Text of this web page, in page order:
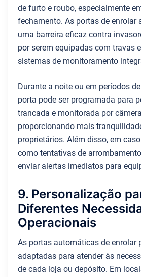
de furto e roubo, especialmente
fechamento. As portas de enrolar
uma barreira eficaz contra
por serem equipadas com travas
sistemas de monitoramento
Durante a noite ou em períodos
porta pode ser programada para
trancada e monitorada por
proporcionando mais
proprietários. Além disso, em
como tentativas de
enviar alertas imediatos para
9. Personalização
Diferentes
Operacionais
As portas automáticas de enrolar
adaptadas para atender às
de cada loja ou depósito. Em